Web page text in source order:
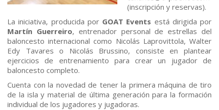
(inscripción y reservas).
La iniciativa, producida por GOAT Events está dirigida por
Martín Guerreiro, entrenador personal de estrellas del
baloncesto internacional como Nicolás Laprovittola, Walter
Edy Tavares o Nicolás Brussino, consiste en plantear
ejercicios de entrenamiento para crear un jugador de
baloncesto completo.
Cuenta con la novedad de tener la primera máquina de tiro
de la isla y material de última generación para la formación
individual de los jugadores y jugadoras.